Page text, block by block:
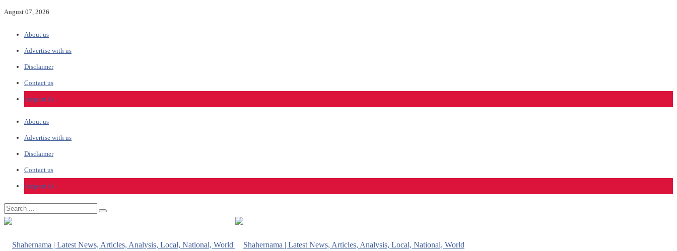
August 07, 2026
About us
Advertise with us
Disclaimer
Contact us
Support Us
About us
Advertise with us
Disclaimer
Contact us
Support Us